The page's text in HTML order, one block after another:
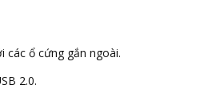
các ổ cứng gắn ngoài.
2.0.